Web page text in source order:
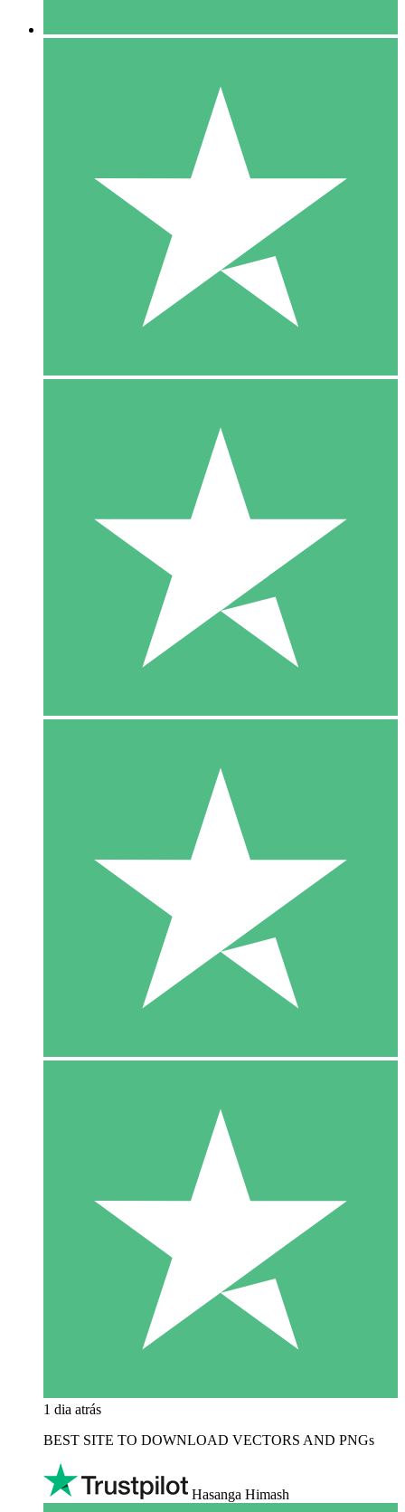
1 dia atrás
BEST SITE TO DOWNLOAD VECTORS AND PNGs
Hasanga Himash